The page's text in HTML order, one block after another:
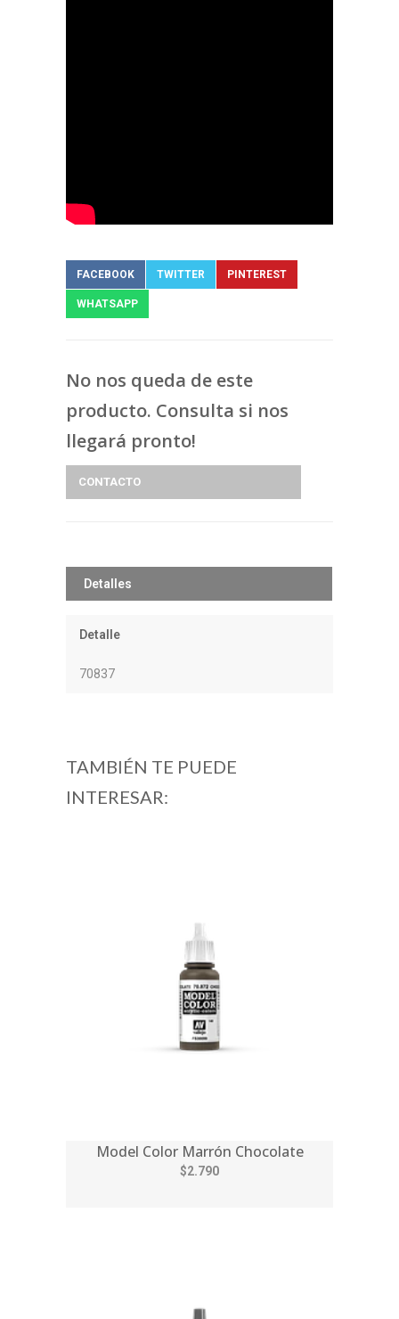
FACEBOOK TWITTER PINTEREST
WHATSAPP
No nos queda de este
producto. Consulta si nos
llegará pronto!
CONTACTO
Detalles
Detalle
70837
TAMBIÉN TE PUEDE
INTERESAR:
Model Color Marrón Chocolate
$2.790